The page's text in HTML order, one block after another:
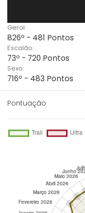
Geral:
826º - 481 Pontos
Escalão:
73º - 720 Pontos
Sexo:
716º - 483 Pontos
Pontuação